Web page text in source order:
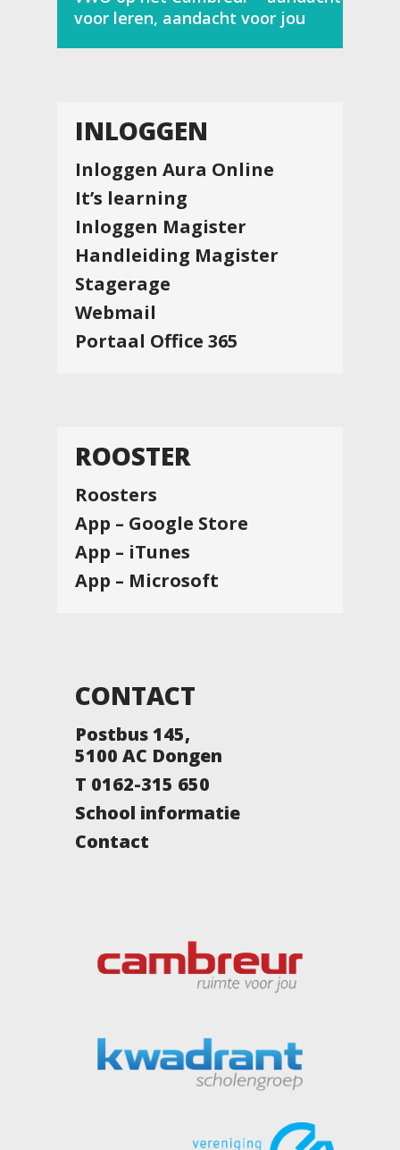
voor leren, aandacht voor jou
INLOGGEN
Inloggen Aura Online
It’s learning
Inloggen Magister
Handleiding Magister
Stagerage
Webmail
Portaal Office 365
ROOSTER
Roosters
App – Google Store
App – iTunes
App – Microsoft
CONTACT
Postbus 145,
5100 AC Dongen
T 0162-315 650
School informatie
Contact